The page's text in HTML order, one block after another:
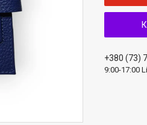
+380 (73)
9:00-17:00